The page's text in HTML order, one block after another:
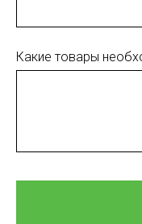
Какие товары